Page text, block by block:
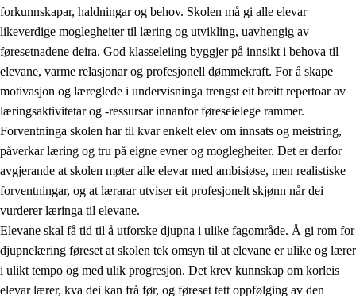
3. Prinsipp for praksisen i skolen
3.1 Eit inkluderande læringsmiljø
3.2 Undervisning og tilpassa opplæring
3.3 Samarbeid mellom heim og skole
3.4 Opplæring i lærebedrift og arbeidsliv
3.5 Profesjonsfellesskap og skoleutvikling
forkunnskapar, haldningar og behov. Skolen må gi alle elevar
likeverdige moglegheiter til læring og utvikling, uavhengig av
føresetnadene deira. God klasseleiing byggjer på innsikt i behova til
elevane, varme relasjonar og profesjonell dømmekraft. For å skape
motivasjon og læreglede i undervisninga trengst eit breitt repertoar av
læringsaktivitetar og -ressursar innanfor føreseielege rammer.
Forventninga skolen har til kvar enkelt elev om innsats og meistring,
påverkar læring og tru på eigne evner og moglegheiter. Det er derfor
avgjerande at skolen møter alle elevar med ambisiøse, men realistiske
forventningar, og at lærarar utviser eit profesjonelt skjønn når dei
vurderer læringa til elevane.
Elevane skal få tid til å utforske djupna i ulike fagområde. Å gi rom for
djupnelæring føreset at skolen tek omsyn til at elevane er ulike og lærer
i ulikt tempo og med ulik progresjon. Det krev kunnskap om korleis
elevar lærer, kva dei kan frå før, og føreset tett oppfølging av den